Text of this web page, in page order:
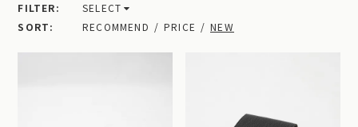
FILTER
SELECT
SORT
RECOMMEND PRICE NEW